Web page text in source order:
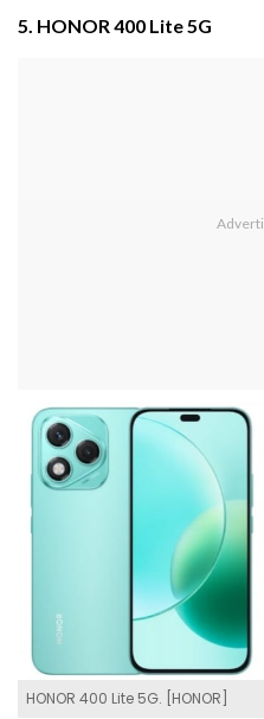
5. HONOR 400 Lite 5G
HONOR 400 Lite 5G. [HONOR]